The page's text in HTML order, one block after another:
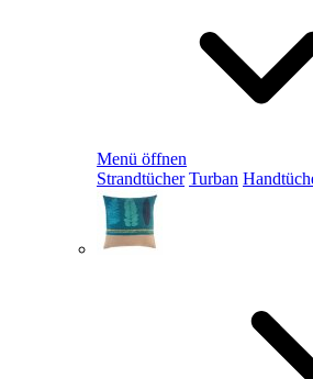
Menü öffnen
Strandtücher Turban